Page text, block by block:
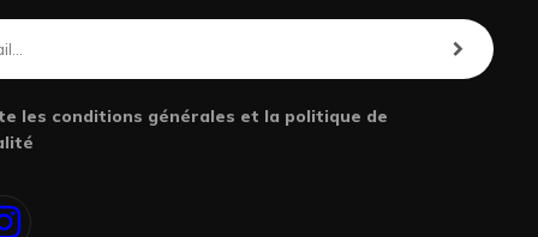
les conditions générales et la politique de